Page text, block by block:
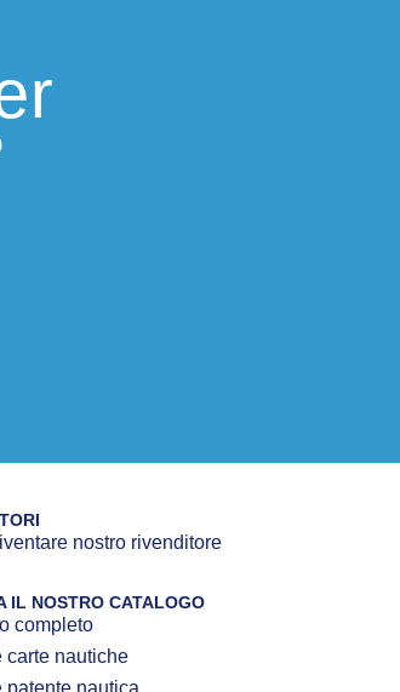
nostro rivenditore
IL NOSTRO CATALOGO
completo
carte nautiche